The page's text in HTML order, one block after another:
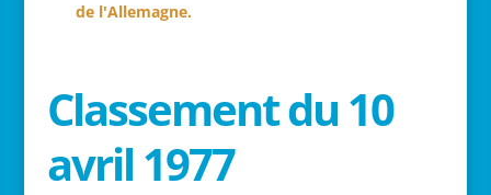
de l'Allemagne.
Classement du 10
avril 1977